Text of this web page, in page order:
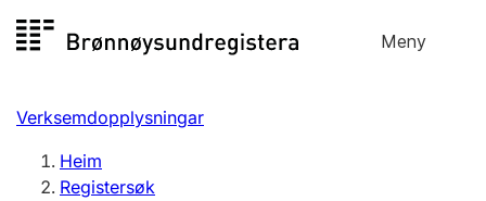
til
Meny
Registersøk
Aksjeselskap
Verksemdopplysningar
Heim
Registersøk